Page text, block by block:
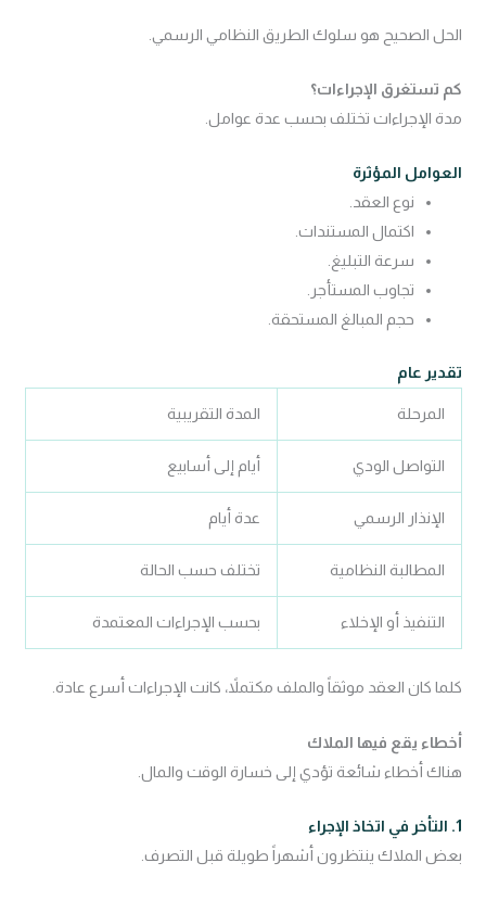
الحل الصحيح هو سلوك الطريق النظامي الرسمي.
كم تستغرق الإجراءات؟
مدة الإجراءات تختلف بحسب عدة عوامل.
العوامل المؤثرة
نوع العقد.
اكتمال المستندات.
سرعة التبليغ.
تجاوب المستأجر.
حجم المبالغ المستحقة.
تقدير عام
المرحلة المدة التقريبية
التواصل الودي أيام إلى أسابيع
الإنذار الرسمي عدة أيام
المطالبة النظامية تختلف حسب الحالة
التنفيذ أو الإخلاء بحسب الإجراءات المعتمدة
كلما كان العقد موثقاً والملف مكتملاً، كانت الإجراءات أسرع عادة.
أخطاء يقع فيها الملاك
هناك أخطاء شائعة تؤدي إلى خسارة الوقت والمال.
1. التأخر في اتخاذ الإجراء
بعض الملاك ينتظرون أشهراً طويلة قبل التصرف.